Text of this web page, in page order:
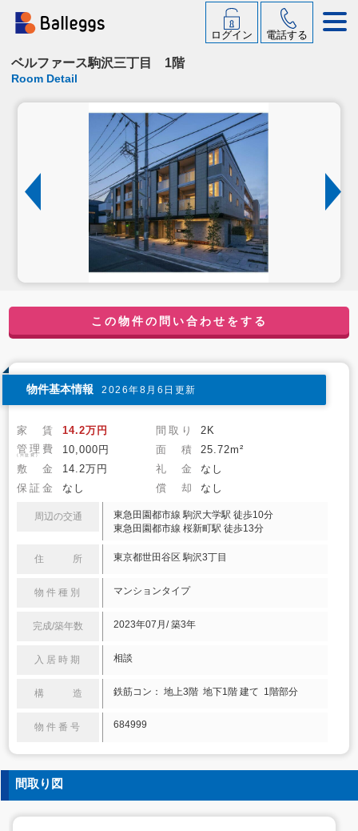
ログイン 電話する
ベルファース駒沢三丁目 1階
Room Detail
この物件の問い合わせをする
物件基本情報 2026年8月6日更新
家 賃 14.2万円 間取り
2K
管理費
(共益費) 10,000円 面 積
25.72m²
敷 金
14.2万円 礼 金
なし
保証金
なし 償 却 なし
周辺の交通
東急田園都市線 駒沢大学駅 徒歩10分
東急田園都市線 桜新町駅 徒歩13分
住 所 東京都世田谷区 駒沢3丁目
物件種別 マンションタイプ
完成/築年数 2023年07月/ 築3年
入居時期 相談
構 造 鉄筋コン： 地上3階 地下1階 建て 1階部分
物件番号 684999
間取り図